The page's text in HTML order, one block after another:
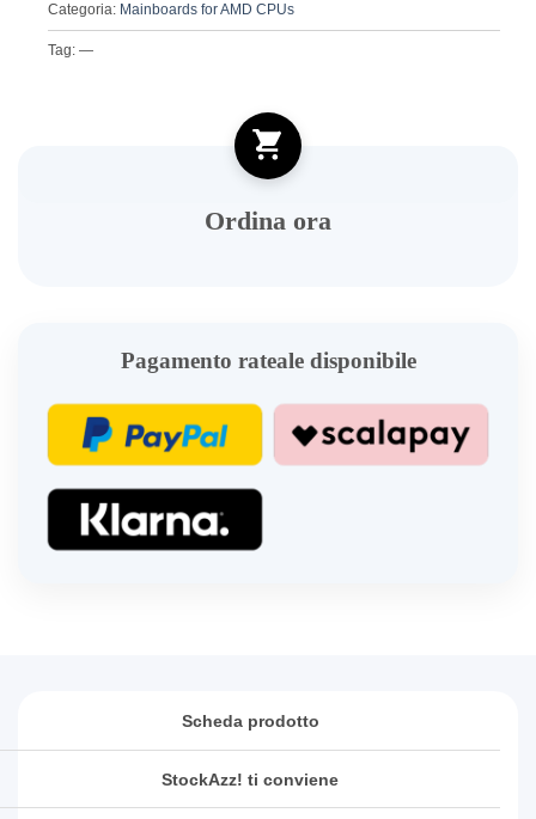
Categoria: Mainboards for AMD CPUs
Tag: —
Ordina ora
Pagamento rateale disponibile
Scheda prodotto
StockAzz! ti conviene